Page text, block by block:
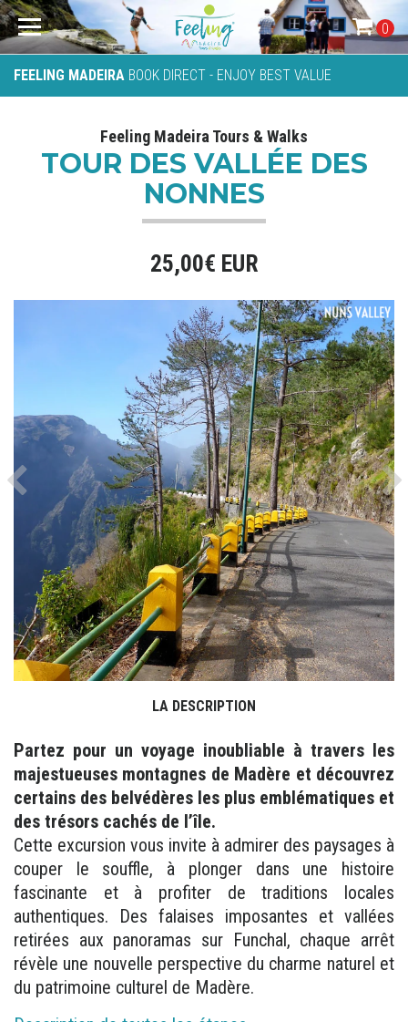
FEELING MADEIRA BOOK DIRECT - ENJOY BEST VALUE
0
Feeling Madeira Tours & Walks
TOUR DES VALLÉE DES
NONNES
25,00€ EUR
Previous
LA DESCRIPTION
Partez pour un voyage inoubliable à travers les
majestueuses montagnes de Madère et découvrez
certains des belvédères les plus emblématiques et
des trésors cachés de l’île.
Cette excursion vous invite à admirer des paysages à
couper le souffle, à plonger dans une histoire
fascinante et à profiter de traditions locales
authentiques. Des falaises imposantes et vallées
retirées aux panoramas sur Funchal, chaque arrêt
révèle une nouvelle perspective du charme naturel et
du patrimoine culturel de Madère.